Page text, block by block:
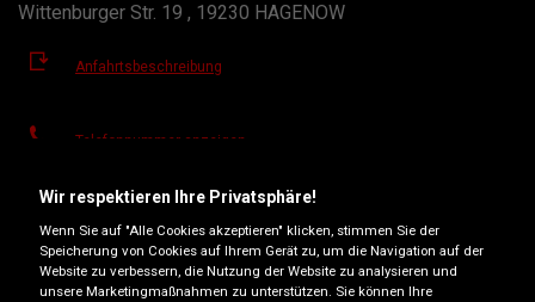
Wittenburger Str. 19 , 19230 HAGENOW
Anfahrtsbeschreibung
Telefonnummer anzeigen
shop@reifen-redmann.de
Besuchen Sie die Website des Händlers
Öffnungszeiten
Wir respektieren Ihre Privatsphäre!
Wenn Sie auf "Alle Cookies akzeptieren" klicken, stimmen Sie der
Speicherung von Cookies auf Ihrem Gerät zu, um die Navigation auf der
Website zu verbessern, die Nutzung der Website zu analysieren und
unsere Marketingmaßnahmen zu unterstützen. Sie können Ihre